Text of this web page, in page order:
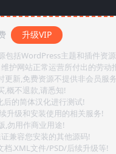
升级VIP
括WordPress主题和插件资
护网站正常运营所付出的劳动
新,免费资源不提供非会员服
,概不退款,请悉知!
的简体汉化进行测试!
升级和安装使用的相关服务!
,勿用作商业用途!
兼容您安装的其他源码!
档.XML文件/PSD/后续升级等!